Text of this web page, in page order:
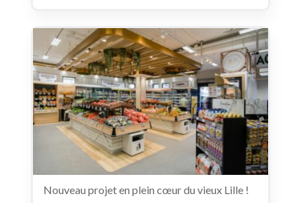
Nouveau projet en plein cœur du vieux Lille !